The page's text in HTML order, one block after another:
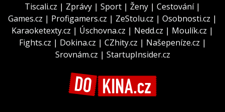
Tiscali.cz | Zprávy | Sport | Ženy | Cestování|
Games.cz | Profigamers.cz | ZeStolu.cz | Osobnosti.cz |
Karaoketexty.cz | Úschovna.cz | Nedd.cz | Moulík.cz |
Fights.cz | Dokina.cz | CZhity.cz | Našepeníze.cz |
Srovnám.cz | StartupInsider.cz